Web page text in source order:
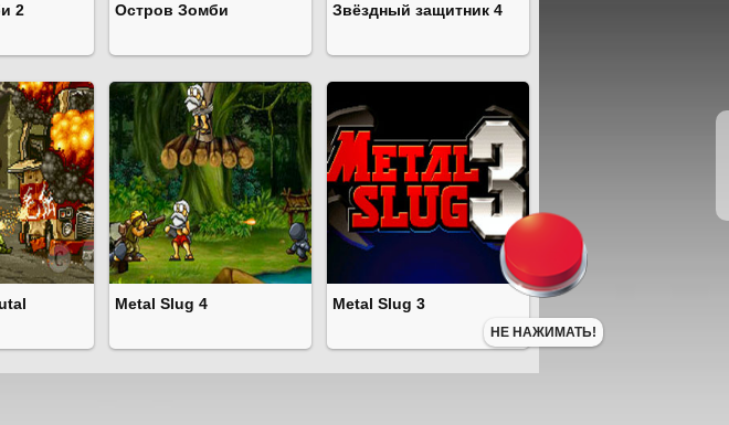
2 Остров Зомби Звёздный защитник 4
Metal Slug 4 Metal Slug 3
НЕ НАЖИМАТЬ!